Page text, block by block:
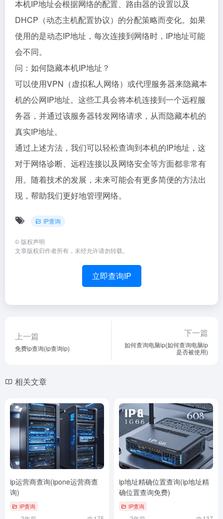
本机IP地址会根据网络的配置、路由器的设置以及
DHCP（动态主机配置协议）的分配策略而变化。如果
使用的是动态IP地址，每次连接到网络时，IP地址可能
会不同。
问：如何隐藏本机IP地址？
可以使用VPN（虚拟私人网络）或代理服务器来隐藏本
机的公网IP地址。这些工具会将本机连接到一个远程服
务器，并通过该服务器转发网络请求，从而隐藏本机的
真实IP地址。
通过上述方法，我们可以轻松查询到本机的IP地址，这
对于网络诊断、远程连接以及网络安全等方面都非常有
用。随着技术的发展，未来可能会有更多简便的方法出
现，帮助我们更好地管理网络。
IP查询
© 版权声明
文章版权归作者所有，未经允许请勿转载。
立即查询IP
上一篇
免费ip查询(ip查询ip)
下一篇
如何查询电脑ip(如何查询电脑ip
是否被使用)
相关文章
ip运营商查询(ipone运营商查
询)
IP查询
ip地址精确位置查询(ip地址精
确位置查询免费)
IP查询